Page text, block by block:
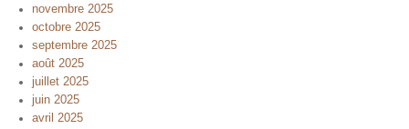
novembre 2025
octobre 2025
septembre 2025
août 2025
juillet 2025
juin 2025
avril 2025